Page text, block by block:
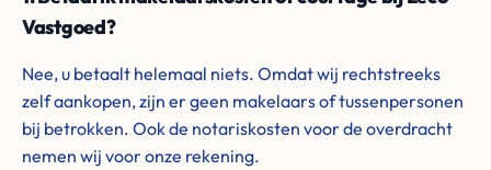
Vastgoed?
Nee, u betaalt helemaal niets. Omdat wij rechtstreeks
zelf aankopen, zijn er geen makelaars of tussenpersonen
bij betrokken. Ook de notariskosten voor de overdracht
nemen wij voor onze rekening.